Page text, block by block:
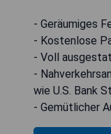
- Geräumiges
- Kostenlose
- Voll
-
wie U.S. Bank
- Gemütlicher